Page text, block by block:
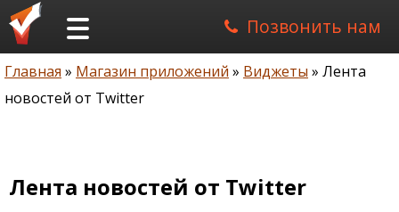
Позвонить нам
Строка
навигации
Главная Магазин приложений Виджеты
Лента
новостей от Twitter
Лента новостей от Twitter